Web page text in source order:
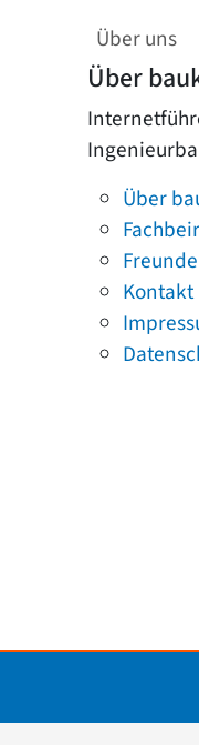
Über uns
Über
Über
Kontakt